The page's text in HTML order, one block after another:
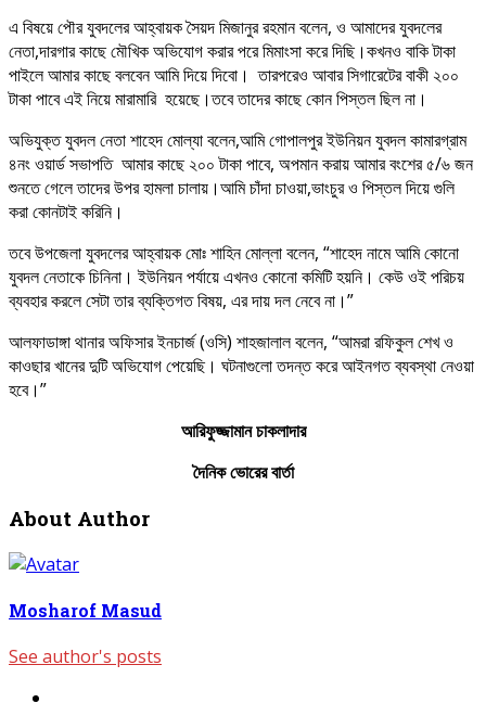
এ বিষয়ে পৌর যুবদলের আহ্বায়ক সৈয়দ মিজানুর রহমান বলেন, ও আমাদের যুবদলের
নেতা,দারগার কাছে মৌখিক অভিযোগ করার পরে মিমাংসা করে দিছি।কখনও বাকি টাকা
পাইলে আমার কাছে বলবেন আমি দিয়ে দিবো। তারপরেও আবার সিগারেটের বাকী ২০০
টাকা পাবে এই নিয়ে মারামারি হয়েছে।তবে তাদের কাছে কোন পিস্তল ছিল না।
অভিযুক্ত যুবদল নেতা শাহেদ মোল্যা বলেন,আমি গোপালপুর ইউনিয়ন যুবদল কামারগ্রাম
৪নং ওয়ার্ড সভাপতি আমার কাছে ২০০ টাকা পাবে, অপমান করায় আমার বংশের ৫/৬ জন
শুনতে গেলে তাদের উপর হামলা চালায়।আমি চাঁদা চাওয়া,ভাংচুর ও পিস্তল দিয়ে গুলি
করা কোনটাই করিনি।
তবে উপজেলা যুবদলের আহ্বায়ক মোঃ শাহিন মোল্লা বলেন, “শাহেদ নামে আমি কোনো
যুবদল নেতাকে চিনিনা। ইউনিয়ন পর্যায়ে এখনও কোনো কমিটি হয়নি। কেউ ওই পরিচয়
ব্যবহার করলে সেটা তার ব্যক্তিগত বিষয়, এর দায় দল নেবে না।”
আলফাডাঙ্গা থানার অফিসার ইনচার্জ (ওসি) শাহজালাল বলেন, “আমরা রফিকুল শেখ ও
কাওছার খানের দুটি অভিযোগ পেয়েছি। ঘটনাগুলো তদন্ত করে আইনগত ব্যবস্থা নেওয়া
হবে।”
আরিফুজ্জামান চাকলাদার
দৈনিক ভোরের বার্তা
About Author
Mosharof Masud
See author's posts